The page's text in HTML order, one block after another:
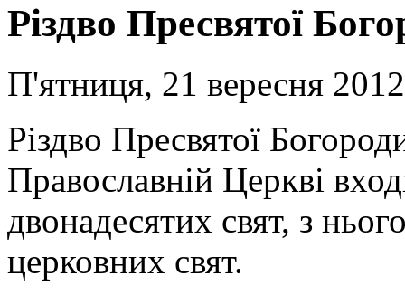
Різдво Пресвятої
П'ятниця, 21 вересня
Різдво Пресвятої
Православній Церкві
двонадесятих свят, з
церковних свят.